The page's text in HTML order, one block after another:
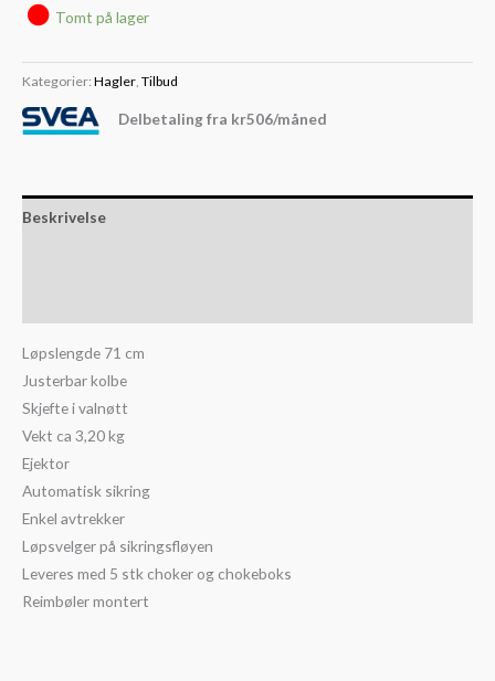
Tomt på lager
Kategorier: Hagler, Tilbud
Delbetaling fra kr506/måned
Beskrivelse
Løpslengde 71 cm
Justerbar kolbe
Skjefte i valnøtt
Vekt ca 3,20 kg
Ejektor
Automatisk sikring
Enkel avtrekker
Løpsvelger på sikringsfløyen
Leveres med 5 stk choker og chokeboks
Reimbøler montert